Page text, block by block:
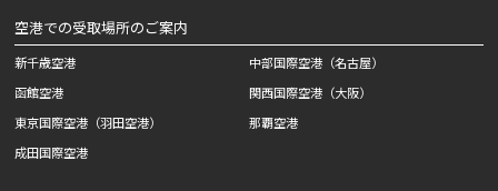
空港での受取場所のご案内
新千歳空港
函館空港
東京国際空港（羽田空港）
成田国際空港
中部国際空港（名古屋）
関西国際空港（大阪）
那覇空港